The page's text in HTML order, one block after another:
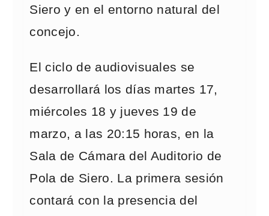
Siero y en el entorno natural del
concejo.
El ciclo de audiovisuales se
desarrollará los días martes 17,
miércoles 18 y jueves 19 de
marzo, a las 20:15 horas, en la
Sala de Cámara del Auditorio de
Pola de Siero. La primera sesión
contará con la presencia del